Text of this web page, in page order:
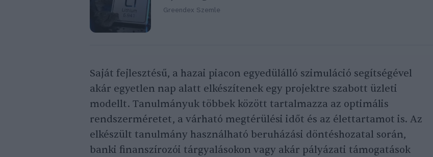
Greendex Szemle
Saját fejlesztésű, a hazai piacon egyedülálló szimuláció segítségével
akár egyetlen nap alatt elkészítenek egy projektre szabott üzleti
modellt. Tanulmányuk többek között tartalmazza az optimális
rendszerméretet, a várható megtérülési időt és az élettartamot is. Az
elkészült tanulmány használható beruházási döntéshozatal során,
banki finanszírozói tárgyalásokon vagy akár pályázati támogatások